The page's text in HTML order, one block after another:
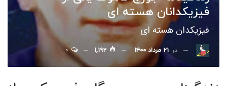
فیزیکدانان هسته ای
فیزیکدان هسته ای
در ۲۱ مرداد ۱۴۰۰ ۰